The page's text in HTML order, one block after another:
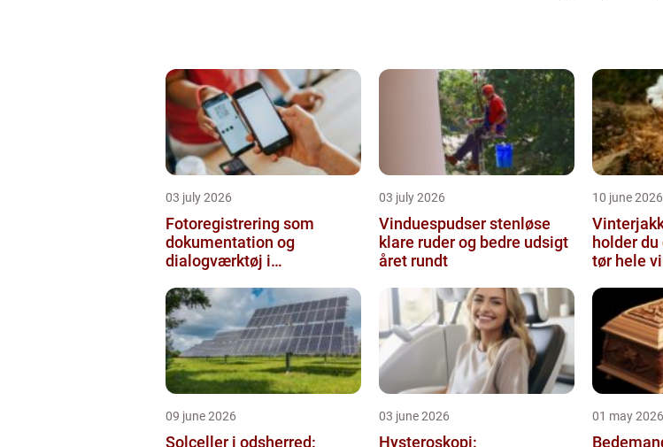
03 july 2026
Fotoregistrering som
dokumentation og
dialogværktøj i
03 july 2026
Vinduespudser stenløse
klare ruder og bedre udsigt
året rundt
10 june 2026
holder
tør hele
09 june 2026
Solceller i odsherred:
03 june 2026
Hysteroskopi:
01 may 2026
Bedemand